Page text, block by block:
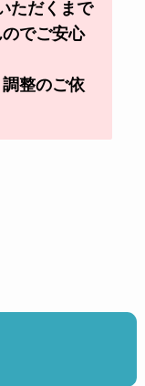
ただくまで
でご安心
整のご依